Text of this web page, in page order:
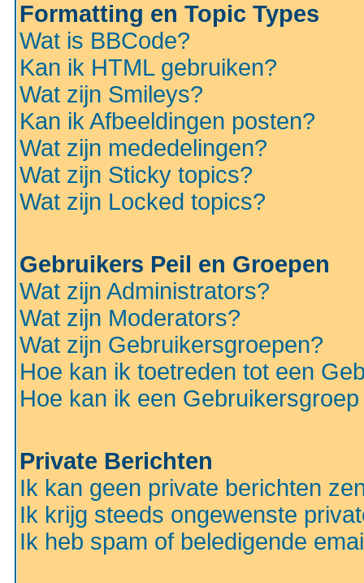
Formatting en Topic Types
Wat is BBCode?
Kan ik HTML gebruiken?
Wat zijn Smileys?
Kan ik Afbeeldingen posten?
Wat zijn mededelingen?
Wat zijn Sticky topics?
Wat zijn Locked topics?
Gebruikers Peil en Groepen
Wat zijn Administrators?
Wat zijn Moderators?
Wat zijn Gebruikersgroepen?
Hoe kan ik toetreden tot een
Hoe kan ik een
Private Berichten
Ik kan geen private berichten
Ik krijg steeds ongewenste
Ik heb spam of beledigende